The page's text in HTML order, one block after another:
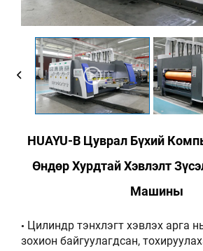
HUAYU-B Цуврал Бүхий
Өндөр Хурдтай Хэвлэлт
Машины
• Цилиндр тэнхлэгт хэвлэх арга
зохион байгуулагдсан,